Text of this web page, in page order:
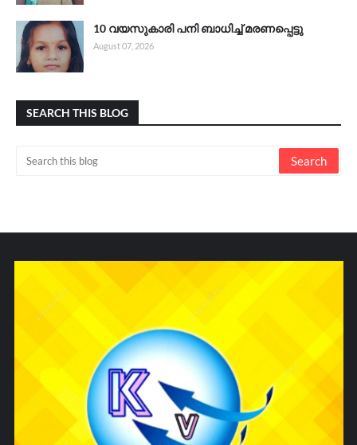
10 വയസുകാരി പനി ബാധിച്ച് മരണപ്പെട്ടു
August 07, 2026
SEARCH THIS BLOG